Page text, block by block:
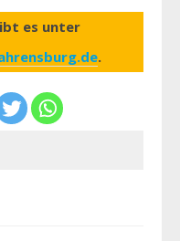
es unter
.